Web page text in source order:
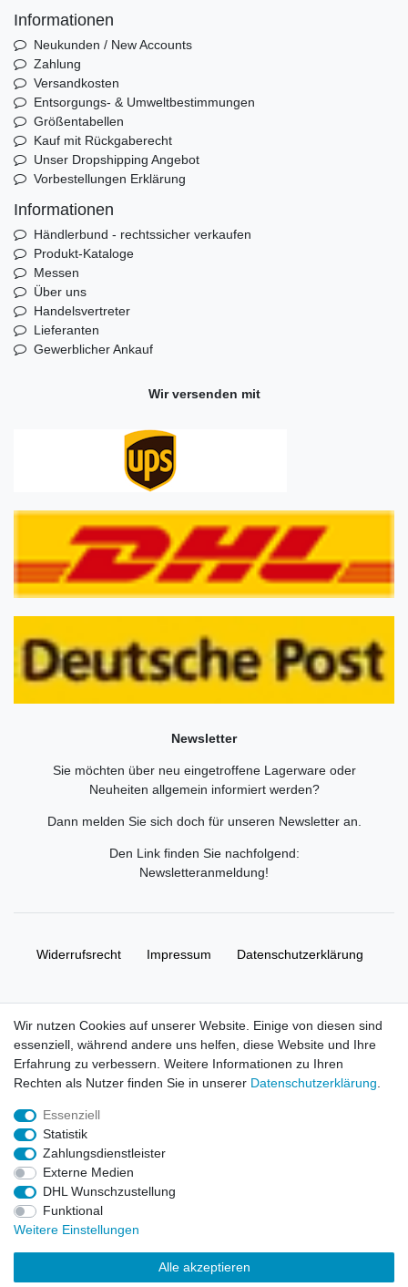
Informationen
Neukunden / New Accounts
Zahlung
Versandkosten
Entsorgungs- & Umweltbestimmungen
Größentabellen
Kauf mit Rückgaberecht
Unser Dropshipping Angebot
Vorbestellungen Erklärung
Informationen
Händlerbund - rechtssicher verkaufen
Produkt-Kataloge
Messen
Über uns
Handelsvertreter
Lieferanten
Gewerblicher Ankauf
Wir versenden mit
Newsletter
Sie möchten über neu eingetroffene Lagerware oder
Neuheiten allgemein informiert werden?
Dann melden Sie sich doch für unseren Newsletter an.
Den Link finden Sie nachfolgend:
Newsletteranmeldung!
Widerrufs­recht Impressum Daten­schutz­erklärung
© Copyright 2026 | Alle Rechte vorbehalten. HL-
Handelsgesellschaft mbH.
Alle Markennamen, Warenzeichen sowie sämtliche Produktbilder
und Beschreibungen sind Eigentum Ihrer rechtmäßigen
Eigentümer und dienen hier nur der Beschreibung.
Preise nur für registrierte Händler, ansonsten zeigt der Shop 0,00
€
LEGO, das LEGO Logo, die Minifigur, DUPLO, LEGENDS OF
CHIMA, NINJAGO, BIONICLE, MINDSTORMS und MIXELS sind
Wir nutzen Cookies auf unserer Website. Einige von diesen sind
essenziell, während andere uns helfen, diese Website und Ihre
Erfahrung zu verbessern. Weitere Informationen zu Ihren
Rechten als Nutzer finden Sie in unserer Daten­schutz­erklärung
Essenziell
Statistik
Zahlungsdienstleister
Externe Medien
DHL Wunschzustellung
Funktional
Weitere Einstellungen
Alle akzeptieren